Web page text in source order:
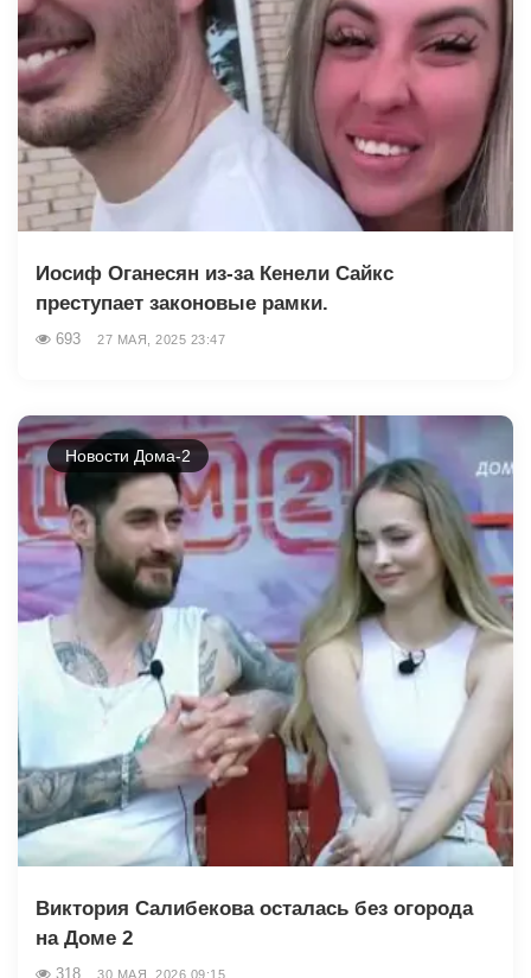
Иосиф Оганесян из-за Кенели Сайкс
преступает законовые рамки.
693 27 МАЯ, 2025 23:47
Новости Дома-2
Виктория Салибекова осталась без огорода
на Доме 2
318 30 МАЯ, 2026 09:15